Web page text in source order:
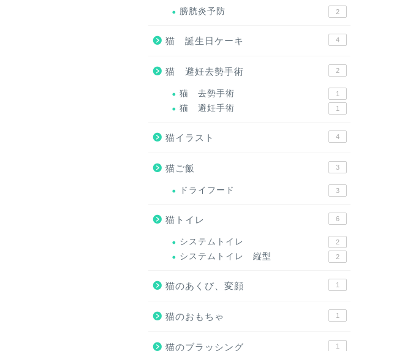
膀胱炎予防 2
猫 誕生日ケーキ 4
猫 避妊去勢手術 2
猫 去勢手術 1
猫 避妊手術 1
猫イラスト 4
猫ご飯 3
ドライフード 3
猫トイレ 6
システムトイレ 2
システムトイレ 縦型 2
猫のあくび、変顔 1
猫のおもちゃ 1
猫のブラッシング 1